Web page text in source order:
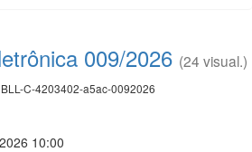
009/2026 (24 visual.)
BLL-C-4203402-a5ac-0092026
10:00